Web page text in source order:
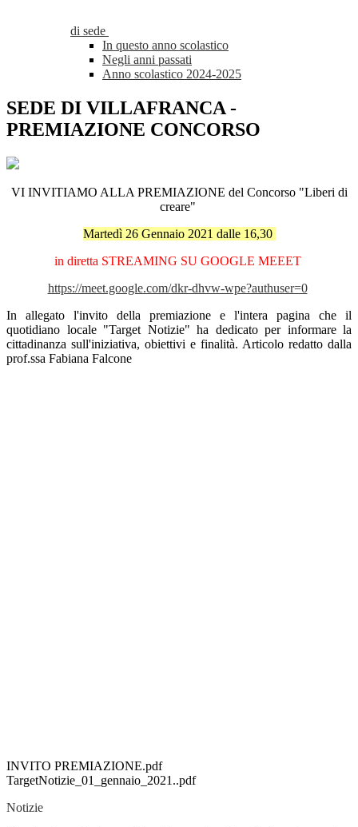
di sede
In questo anno scolastico
Negli anni passati
Anno scolastico 2024-2025
SEDE DI VILLAFRANCA -
PREMIAZIONE CONCORSO
VI INVITIAMO ALLA PREMIAZIONE del Concorso "Liberi di
creare"
Martedì 26 Gennaio 2021 dalle 16,30
in diretta STREAMING SU GOOGLE MEEET
https://meet.google.com/dkr-dhvw-wpe?authuser=0
In allegato l'invito della premiazione e l'intera pagina che il
quotidiano locale "Target Notizie" ha dedicato per informare la
cittadinanza sull'iniziativa, obiettivi e finalità. Articolo redatto dalla
prof.ssa Fabiana Falcone
INVITO PREMIAZIONE.pdf
TargetNotizie_01_gennaio_2021..pdf
Notizie